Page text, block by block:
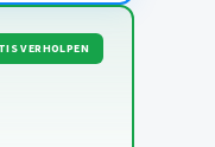
VERHOLPEN